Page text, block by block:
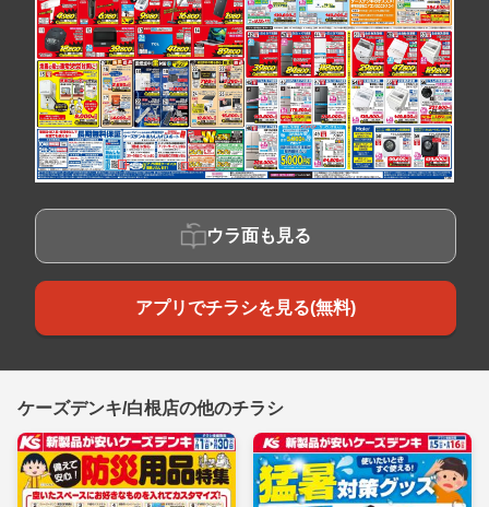
ウラ面も見る
アプリでチラシを見る(無料)
ケーズデンキ/白根店の他のチラシ